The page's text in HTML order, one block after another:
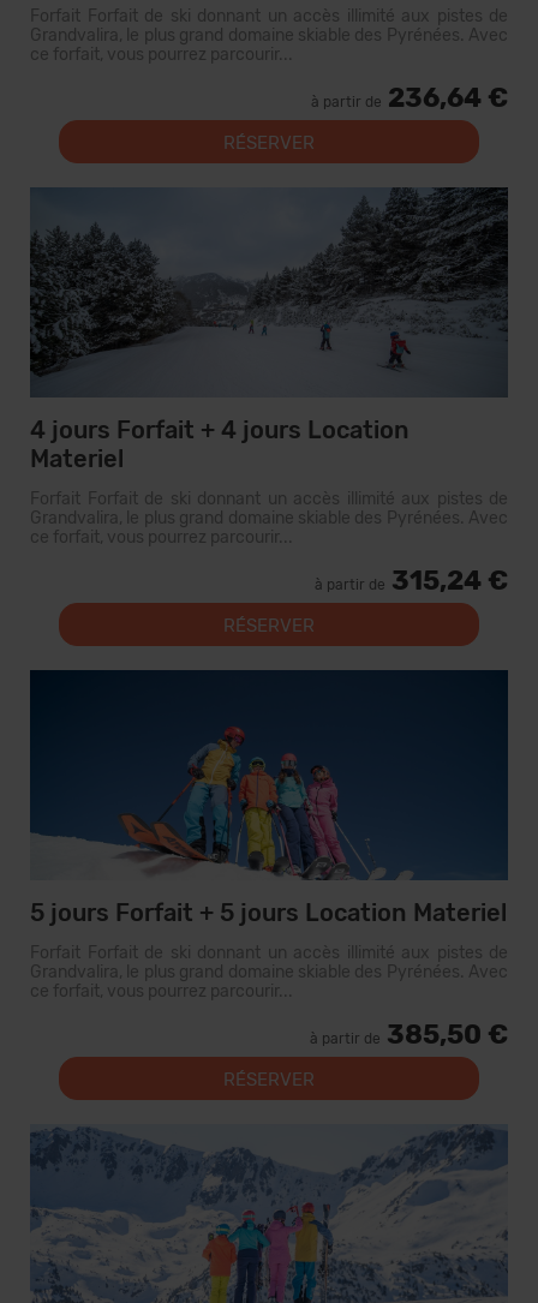
Forfait Forfait de ski donnant un accès illimité aux pistes de
Grandvalira, le plus grand domaine skiable des Pyrénées. Avec
ce forfait, vous pourrez parcourir...
à partir de 236,64 €
RÉSERVER
4 jours Forfait + 4 jours Location
Materiel
Forfait Forfait de ski donnant un accès illimité aux pistes de
Grandvalira, le plus grand domaine skiable des Pyrénées. Avec
ce forfait, vous pourrez parcourir...
à partir de 315,24 €
RÉSERVER
5 jours Forfait + 5 jours Location Materiel
Forfait Forfait de ski donnant un accès illimité aux pistes de
Grandvalira, le plus grand domaine skiable des Pyrénées. Avec
ce forfait, vous pourrez parcourir...
à partir de 385,50 €
RÉSERVER